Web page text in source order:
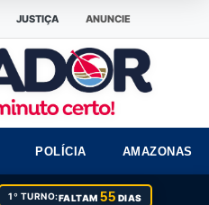
JUSTIÇA ANUNCIE
POLÍCIA AMAZONAS
1º TURNO:FALTAM55 DIAS